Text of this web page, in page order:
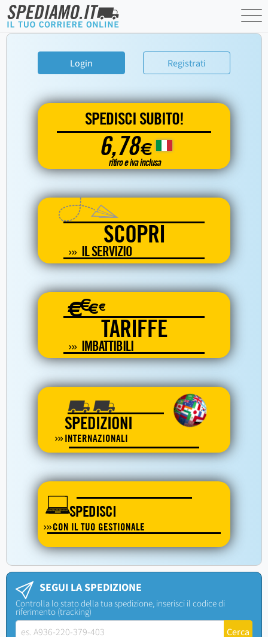
Login Registrati
SPEDISCI SUBITO!
6,78€
ritiro e iva inclusa
SCOPRI
IL SERVIZIO
€€€€
TARIFFE
IMBATTIBILI
SPEDIZIONI
INTERNAZIONALI
SPEDISCI
CON IL TUO GESTIONALE
SEGUI LA SPEDIZIONE
Controlla lo stato della tua spedizione, inserisci il codice di
riferimento (tracking)